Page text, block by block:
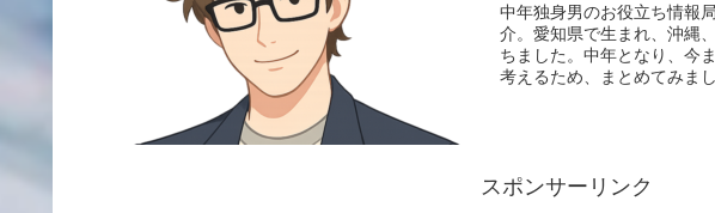
中年独身男のお役立ち情報
介。愛知県で生まれ、沖縄
ちました。中年となり、今
考えるため、まとめてみまし
スポンサーリンク